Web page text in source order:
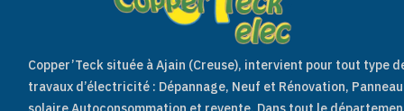
Copper’Teck située à Ajain (Creuse), intervient pour tout type
travaux d’électricité : Dépannage, Neuf et Rénovation, Panneau